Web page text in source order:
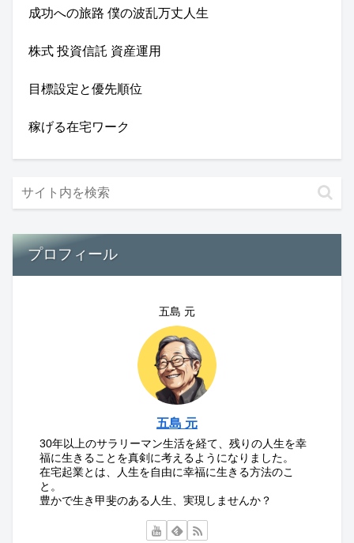
成功への旅路 僕の波乱万丈人生
株式 投資信託 資産運用
目標設定と優先順位
稼げる在宅ワーク
プロフィール
五島 元
五島 元
30年以上のサラリーマン生活を経て、残りの人生を幸
福に生きることを真剣に考えるようになりました。
在宅起業とは、人生を自由に幸福に生きる方法のこ
と。
豊かで生き甲斐のある人生、実現しませんか？